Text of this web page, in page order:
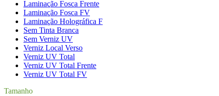
Laminação Fosca Frente
Laminação Fosca FV
Laminação Holográfica F
Sem Tinta Branca
Sem Verniz UV
Verniz Local Verso
Verniz UV Total
Verniz UV Total Frente
Verniz UV Total FV
Tamanho